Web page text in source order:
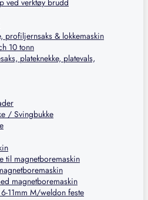
ved verktøy brudd
profiljernsaks & lokkemaskin
10 tonn
plateknekke, platevals,
/ Svingbukke
til magnetboremaskin
magnetboremaskin
11mm M/weldon feste